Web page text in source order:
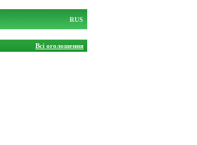
RUS
Всі оголошення